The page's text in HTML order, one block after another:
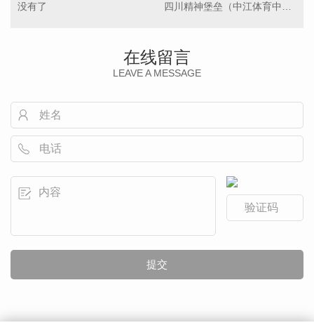
没有了
在线留言
LEAVE A MESSAGE